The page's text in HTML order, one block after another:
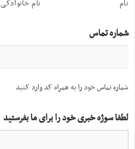
نام نام خانوادگی
شماره تماس
شماره تماس خود را به همراه کد وارد کنید
لطفا سوژه خبری خود را برای ما بفرستید